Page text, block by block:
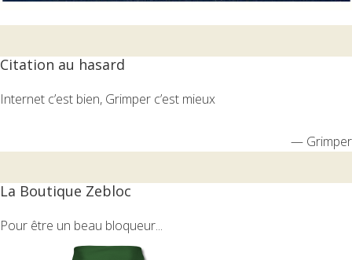
Citation au hasard
Internet c’est bien, Grimper c’est mieux
— Grimper
La Boutique Zebloc
Pour être un beau bloqueur...